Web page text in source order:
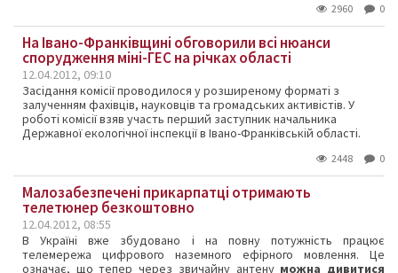
2960 0
На Івано-Франківщині обговорили всі нюанси
спорудження міні-ГЕС на річках області
12.04.2012, 09:10
Засідання комісії проводилося у розширеному форматі з
залученням фахівців, науковців та громадських активістів. У
роботі комісії взяв участь перший заступник начальника
Державної екологічної інспекції в Івано-Франківській області.
2448 0
Малозабезпечені прикарпатці отримають
телетюнер безкоштовно
12.04.2012, 08:55
В Україні вже збудовано і на повну потужність працює
телемережа цифрового наземного ефірного мовлення. Це
означає, що тепер через звичайну антену можна дивитися